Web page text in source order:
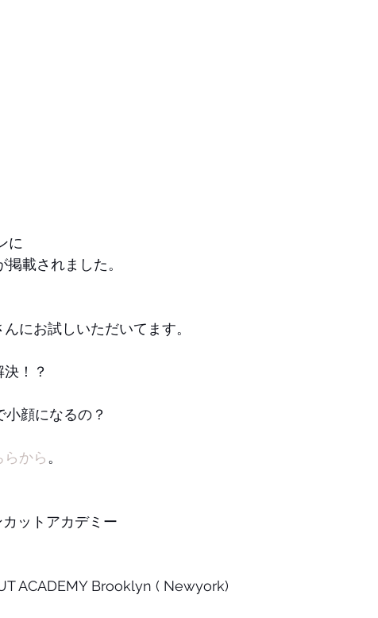
に
載されました。
にお試しいただいてます。
！？
顔になるの？
から。
ットアカデミー
ACADEMY Brooklyn ( Newyork)